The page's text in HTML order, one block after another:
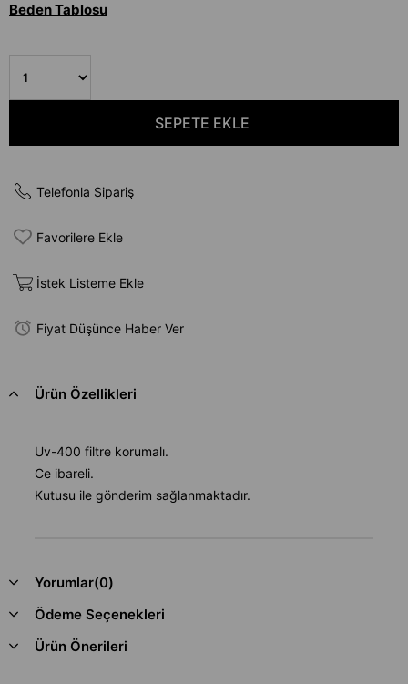
Beden Tablosu
Telefonla Sipariş
Favorilere Ekle
İstek Listeme Ekle
Fiyat Düşünce Haber Ver
Ürün Özellikleri
Uv-400 filtre korumalı.
Ce ibareli.
Kutusu ile gönderim sağlanmaktadır.
Yorumlar(0)
Ödeme Seçenekleri
Ürün Önerileri